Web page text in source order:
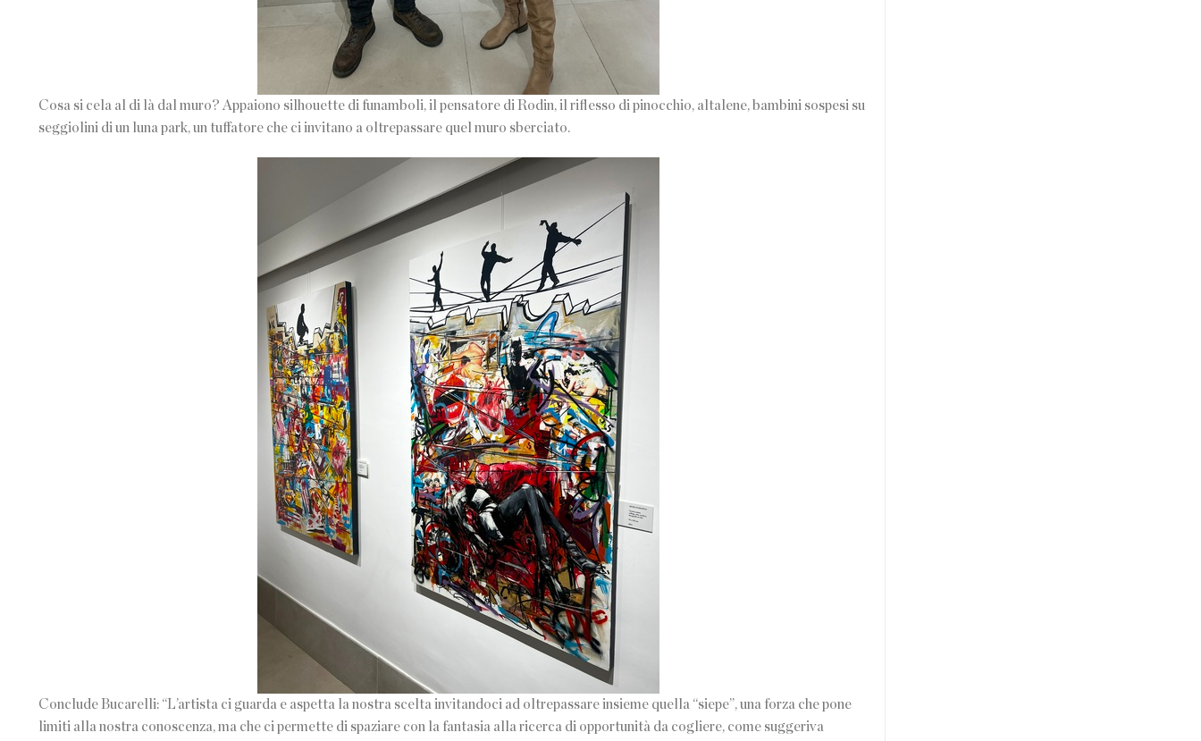
Cosa si cela al di là dal muro? Appaiono silhouette di funamboli, il pensatore di Rodin, il riflesso di pinocchio, altalene, bambini sospesi su
seggiolini di un luna park, un tuffatore che ci invitano a oltrepassare quel muro sberciato.
Conclude Bucarelli: “L’artista ci guarda e aspetta la nostra scelta invitandoci ad oltrepassare insieme quella “siepe”, una forza che pone
limiti alla nostra conoscenza, ma che ci permette di spaziare con la fantasia alla ricerca di opportunità da cogliere, come suggeriva